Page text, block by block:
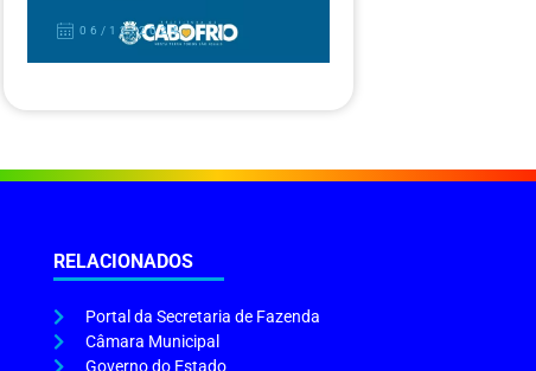
06/12/2024
RELACIONADOS
Portal da Secretaria de Fazenda
Câmara Municipal
Governo do Estado